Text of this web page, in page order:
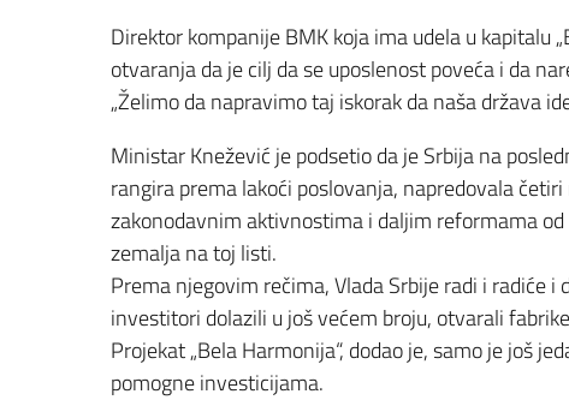
Direktor kompanije BMK koja ima udela u kapitalu
otvaranja da je cilj da se uposlenost poveća i da
„Želimo da napravimo taj iskorak da naša država
Ministar Knežević je podsetio da je Srbija na
rangira prema lakoći poslovanja, napredovala
zakonodavnim aktivnostima i daljim reformama
zemalja na toj listi.
Prema njegovim rečima, Vlada Srbije radi i radiće
investitori dolazili u još većem broju, otvarali
Projekat „Bela Harmonija“, dodao je, samo je još
pomogne investicijama.